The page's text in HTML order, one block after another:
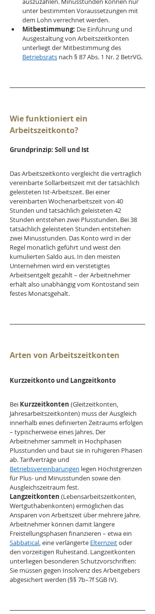
unter bestimmten Voraussetzungen mit
dem Lohn verrechnet werden.
Mitbestimmung: Die Einführung und
Ausgestaltung von Arbeitszeitkonten
unterliegt der Mitbestimmung des
Betriebsrats nach § 87 Abs. 1 Nr. 2 BetrVG.
Wie funktioniert ein
Arbeitszeitkonto?
Grundprinzip: Soll und Ist
Das Arbeitszeitkonto vergleicht die vertraglich
vereinbarte Sollarbeitszeit mit der tatsächlich
geleisteten Ist-Arbeitszeit. Bei einer
vereinbarten Wochenarbeitszeit von 40
Stunden und tatsächlich geleisteten 42
Stunden entstehen zwei Plusstunden. Bei 38
tatsächlich geleisteten Stunden entstehen
zwei Minusstunden. Das Konto wird in der
Regel monatlich geführt und weist den
kumulierten Saldo aus. In den meisten
Unternehmen wird ein verstetigtes
Arbeitsentgelt gezahlt – der Arbeitnehmer
erhält also unabhängig vom Kontostand sein
festes Monatsgehalt.
Arten von Arbeitszeitkonten
Kurzzeitkonto und Langzeitkonto
Bei Kurzzeitkonten (Gleitzeitkonten,
Jahresarbeitszeitkonten) muss der Ausgleich
innerhalb eines definierten Zeitraums erfolgen
– typischerweise eines Jahres. Der
Arbeitnehmer sammelt in Hochphasen
Plusstunden und baut sie in ruhigeren Phasen
ab. Tarifverträge und
Betriebsvereinbarungen legen Höchstgrenzen
für Plus- und Minusstunden sowie den
Ausgleichszeitraum fest.
Langzeitkonten (Lebensarbeitszeitkonten,
Wertguthabenkonten) ermöglichen das
Ansparen von Arbeitszeit über mehrere Jahre.
Arbeitnehmer können damit längere
Freistellungsphasen finanzieren – etwa ein
Sabbatical, eine verlängerte Elternzeit oder
den vorzeitigen Ruhestand. Langzeitkonten
unterliegen besonderen Schutzvorschriften:
Sie müssen gegen Insolvenz des Arbeitgebers
abgesichert werden (§§ 7b–7f SGB IV).